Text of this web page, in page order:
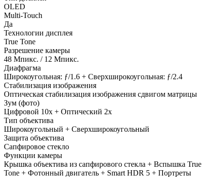
OLED
Multi-Touch
Да
Технологии дисплея
True Tone
Разрешение камеры
48 Мпикс. / 12 Мпикс.
Диафрагма
Широкоугольная: ƒ/1.6 + Сверхшироко­угольная: ƒ/2.4
Стабилизация изображения
Оптическая стабилизация изображения сдвигом матрицы
Зум (фото)
Цифровой 10x + Оптический 2x
Тип объектива
Широкоугольный + Сверхширокоугольный
Защита объектива
Сапфировое стекло
Функции камеры
Крышка объектива из сапфирового стекла + Вспышка True
Tone + Фотонный двигатель + Smart HDR 5 + Портреты